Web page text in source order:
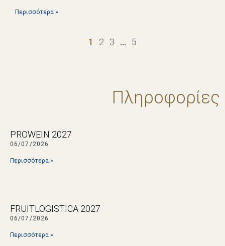
Περισσότερα »
1 2 3 … 5
Πληροφορίες
PROWEIN 2027
06/07/2026
Περισσότερα »
FRUITLOGISTICA 2027
06/07/2026
Περισσότερα »